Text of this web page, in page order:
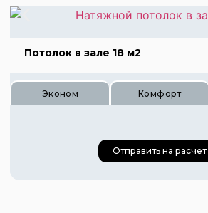
Потолок в зале 18 м2
Эконом Комфорт
Отправить на расчет